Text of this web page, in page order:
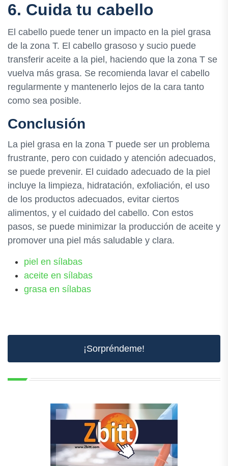
6. Cuida tu cabello
El cabello puede tener un impacto en la piel grasa
de la zona T. El cabello grasoso y sucio puede
transferir aceite a la piel, haciendo que la zona T se
vuelva más grasa. Se recomienda lavar el cabello
regularmente y mantenerlo lejos de la cara tanto
como sea posible.
Conclusión
La piel grasa en la zona T puede ser un problema
frustrante, pero con cuidado y atención adecuados,
se puede prevenir. El cuidado adecuado de la piel
incluye la limpieza, hidratación, exfoliación, el uso
de los productos adecuados, evitar ciertos
alimentos, y el cuidado del cabello. Con estos
pasos, se puede minimizar la producción de aceite y
promover una piel más saludable y clara.
piel en sílabas
aceite en sílabas
grasa en sílabas
¡Sorpréndeme!